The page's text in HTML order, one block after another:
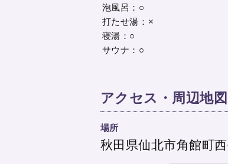
泡風呂：○
打たせ湯：×
寝湯：○
サウナ：○
アクセス・周辺地図
場所
秋田県仙北市角館町